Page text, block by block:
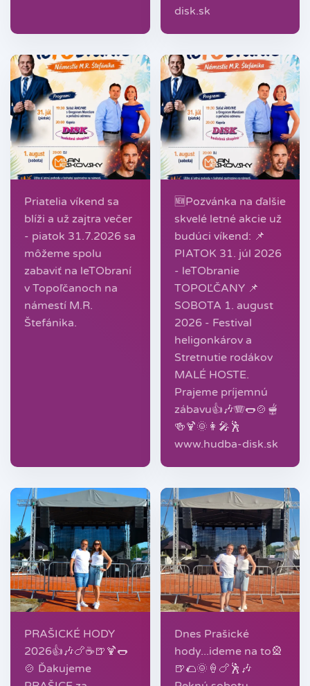
disk.sk
Priatelia víkend sa
blíži a už zajtra večer
- piatok 31.7.2026 sa
môžeme spolu
zabaviť na leTObraní
v Topoľčanoch na
námestí M.R.
Štefánika.
🆕️Pozvánka na ďalšie
skvelé letné akcie už
budúci víkend: 📌
PIATOK 31. júl 2026
- leTObranie
TOPOĽČANY 📌
SOBOTA 1. august
2026 - Festival
heligonkárov a
Stretnutie rodákov
MALÉ HOSTE.
Prajeme príjemnú
zábavu👍🎶🪗🌭🍲🫕
🍻🍹🌞👩‍🎤🕺
www.hudba-disk.sk
PRAŠICKÉ HODY
2026👍🎶🍗☕️🍺🍹🌭
🍲 Ďakujeme
Dnes Prašické
hody...ideme na to🎡
🍺🌮🌞🍦🍗🕺🎶